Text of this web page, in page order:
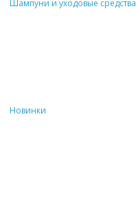
Шампуни и уходовые средства
Новинки